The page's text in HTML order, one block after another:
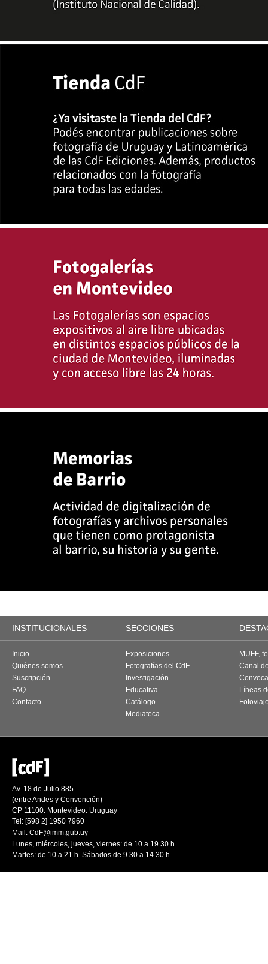
INSTITUCIONALES SECCIONES
Inicio
Quiénes somos
Suscripción
FAQ
Contacto
Exposiciones
Fotografías del CdF
Investigación
Educativa
Catálogo
Mediateca
MUFF,
Canal
Líneas
Av. 18 de Julio 885
(entre Andes y Convención)
CP 11100. Montevideo. Uruguay
Tel: [598 2] 1950 7960
Mail: CdF@imm.gub.uy
Lunes, miércoles, jueves, viernes: de 10 a 19.30 h.
Martes: de 10 a 21 h. Sábados de 9.30 a 14.30 h.